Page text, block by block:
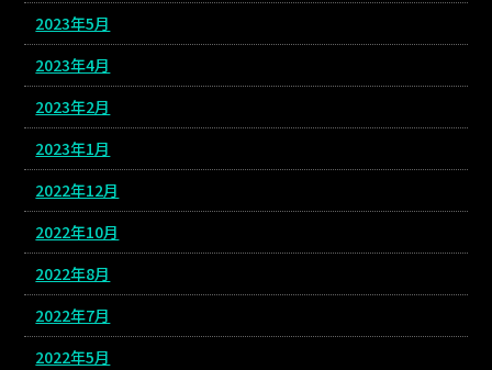
2023年5月
2023年4月
2023年2月
2023年1月
2022年12月
2022年10月
2022年8月
2022年7月
2022年5月